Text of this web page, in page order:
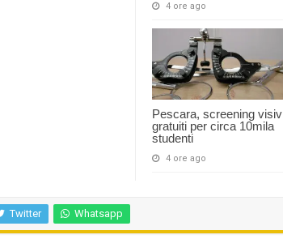
4 ore ago
Pescara, screening
gratuiti per circa 10mila
studenti
4 ore ago
Twitter Whatsapp